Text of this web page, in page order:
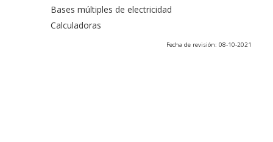
Bases múltiples de electricidad
Calculadoras
Fecha de revisión: 08-10-2021